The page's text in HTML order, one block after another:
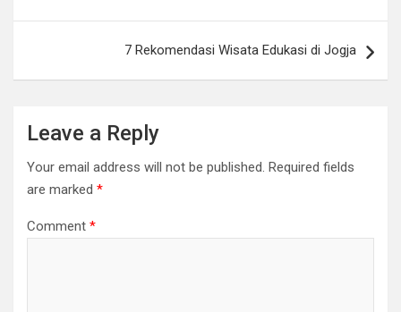
7 Rekomendasi Wisata Edukasi di Jogja
Leave a Reply
Your email address will not be published. Required fields
are marked *
Comment *